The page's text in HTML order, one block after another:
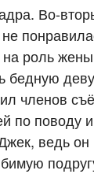
Во-
не
роль
бедную
членов
по поводу
ведь он